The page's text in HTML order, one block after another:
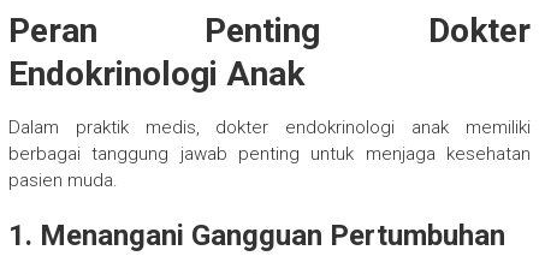
Peran Penting Dokter
Endokrinologi Anak
Dalam praktik medis, dokter endokrinologi anak memiliki
berbagai tanggung jawab penting untuk menjaga kesehatan
pasien muda.
1. Menangani Gangguan Pertumbuhan